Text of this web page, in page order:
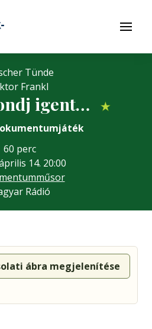
Menü
Tünde
Frankl
igent… ★
60 perc
14. 20:00
Rádió
ábra megjelenítése